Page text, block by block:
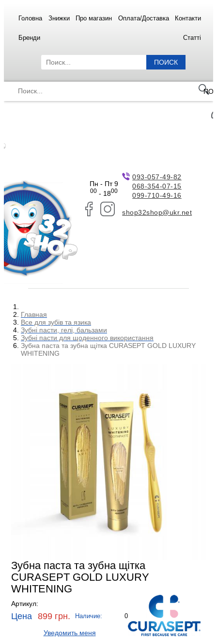
Головна Знижки Про магазин Оплата/Доставка Контакти
Бренди Статті
ПОИСК
Пн - Пт 9
00- 1800
093-057-49-82
068-354-07-15
099-710-49-16
shop32shop@ukr.net
Главная
Все для зубів та язика
Зубні пасти, гелі, бальзами
Зубні пасти для щоденного використання
Зубна паста та зубна щітка CURASEPT GOLD LUXURY
WHITENING
Зубна паста та зубна щітка
CURASEPT GOLD LUXURY
WHITENING
Артикул:
Цена 899 грн. Наличие: 0
Уведомить меня